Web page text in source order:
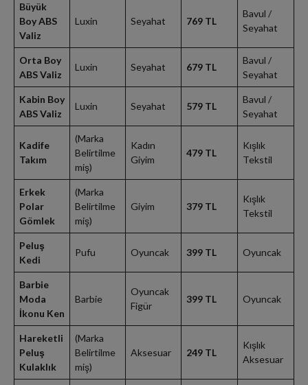
Büyük
Boy ABS
Valiz
Luxin Seyahat 769 TL
Bavul /
Seyahat
Orta Boy
ABS Valiz
Luxin Seyahat 679 TL
Bavul /
Seyahat
Kabin Boy
ABS Valiz
Luxin Seyahat 579 TL
Bavul /
Seyahat
Kadife
Takım
(Marka
Belirtilme
miş)
Kadın
Giyim
479 TL
Kışlık
Tekstil
Erkek
Polar
Gömlek
(Marka
Belirtilme
miş)
Giyim 379 TL
Kışlık
Tekstil
Peluş
Kedi
Pufu Oyuncak 399 TL Oyuncak
Barbie
Moda
İkonu Ken
Barbie
Oyuncak
Figür
399 TL Oyuncak
Hareketli
Peluş
Kulaklık
(Marka
Belirtilme
miş)
Aksesuar 249 TL
Kışlık
Aksesuar